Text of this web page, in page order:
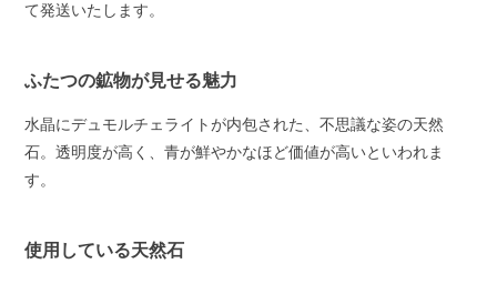
て発送いたします。
ふたつの鉱物が見せる魅力
水晶にデュモルチェライトが内包された、不思議な姿の天然
石。透明度が高く、青が鮮やかなほど価値が高いといわれま
す。
使用している天然石